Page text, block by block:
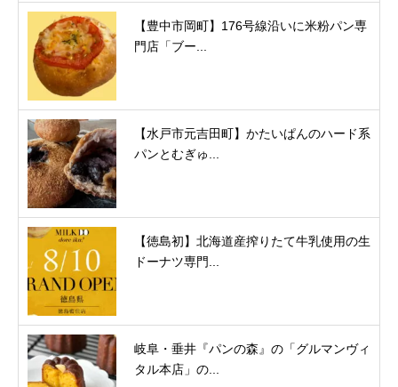
【豊中市岡町】176号線沿いに米粉パン専
門店「ブー...
【水戸市元吉田町】かたいぱんのハード系
パンとむぎゅ...
【徳島初】北海道産搾りたて牛乳使用の生
ドーナツ専門...
岐阜・垂井『パンの森』の「グルマンヴィ
タル本店」の...